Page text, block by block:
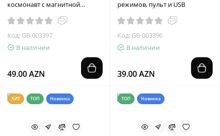
космонавт с магнитной
головой и пультом
Код: GB-003397
В наличии
49.00 AZN
режимов, пульт и USB
Код: GB-003396
В наличии
39.00 AZN
ХИТ ТОП Новинка ТОП Новинка